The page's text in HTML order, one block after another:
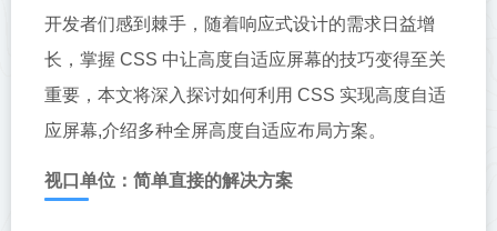
开发者们感到棘手，随着响应式设计的需求日益增
长，掌握 CSS 中让高度自适应屏幕的技巧变得至关
重要，本文将深入探讨如何利用 CSS 实现高度自适
应屏幕,介绍多种全屏高度自适应布局方案。
视口单位：简单直接的解决方案